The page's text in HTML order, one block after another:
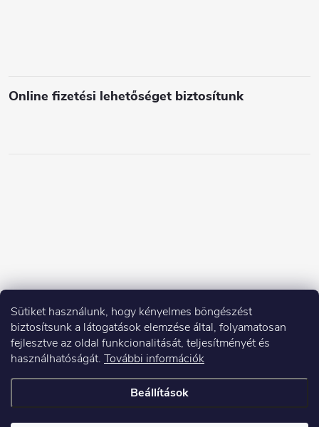
Sütiket használunk, hogy kényelmes böngészést
biztosítsunk a látogatások elemzése által, folyamatosan
fejlesztve az oldal funkcionalitását, teljesítményét és
használhatóságát. További információk
Beállítások
Online fizetési lehetőséget biztosítunk
Copyright 2026Elektroshock.hu. Minden jog fenntartva.